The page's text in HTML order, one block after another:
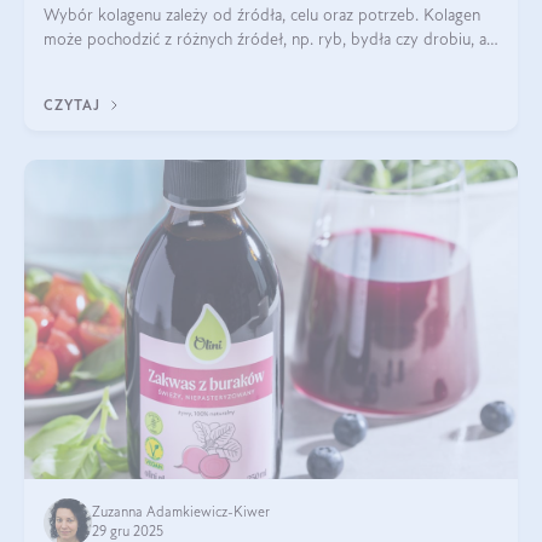
Wybór kolagenu zależy od źródła, celu oraz potrzeb. Kolagen
może pochodzić z różnych źródeł, np. ryb, bydła czy drobiu, a
bydlęcy.
CZYTAJ
Zuzanna Adamkiewicz-Kiwer
29 gru 2025